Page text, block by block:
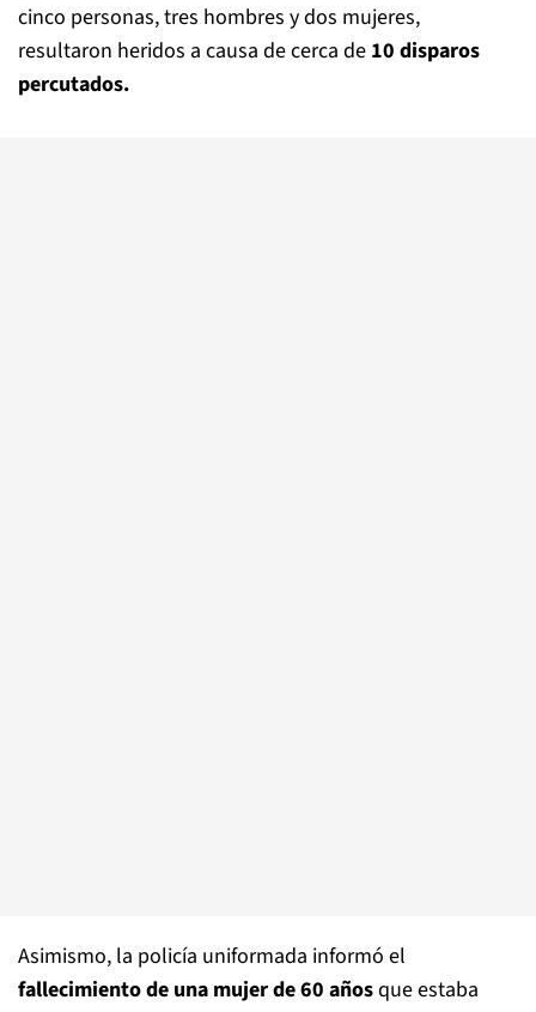
cinco personas, tres hombres y dos mujeres,
resultaron heridos a causa de cerca de 10 disparos
percutados.
Asimismo, la policía uniformada informó el
fallecimiento de una mujer de 60 añosque estaba